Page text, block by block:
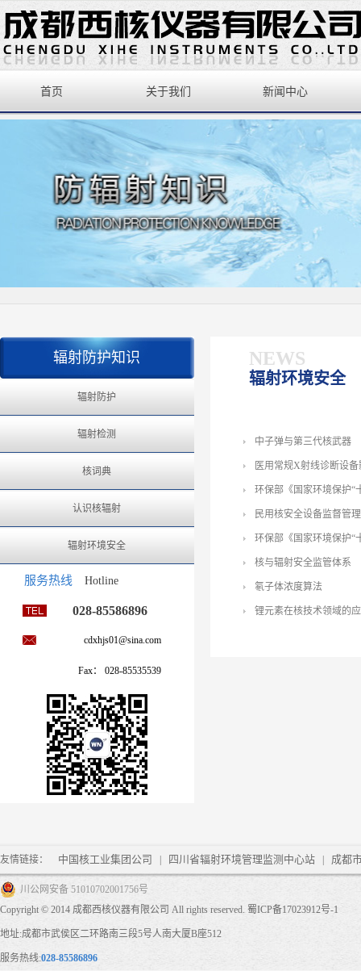
首页 关于我们 新闻中心
辐射防护知识
辐射防护
辐射检测
核词典
认识核辐射
辐射环境安全
服务热线 Hotline
028-85586896
cdxhjs01@sina.com
Fax： 028-85535539
NEWS
辐射环境安全
中子弹与第三代核武器
医用常规X射线诊断设
环保部《国家环境保护“
民用核安全设备监督管
环保部《国家环境保护“
核与辐射安全监管体系
氡子体浓度算法
锂元素在核技术领域的
友情链接： 中国核工业集团公司 | 四川省辐射环境管理监测中心站 | 成都
川公网安备 51010702001756号
Copyright © 2014 成都西核仪器有限公司 All rights reserved. 蜀ICP备17023912号-1
地址:成都市武侯区二环路南三段5号人南大厦B座512
服务热线:028-85586896